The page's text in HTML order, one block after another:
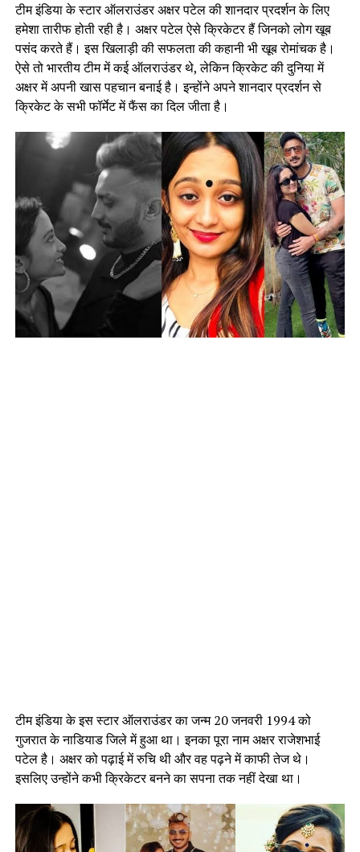
टीम इंडिया के स्टार ऑलराउंडर अक्षर पटेल की शानदार प्रदर्शन के लिए
हमेशा तारीफ होती रही है। अक्षर पटेल ऐसे क्रिकेटर हैं जिनको लोग खूब
पसंद करते हैं। इस खिलाड़ी की सफलता की कहानी भी खूब रोमांचक है।
ऐसे तो भारतीय टीम में कई ऑलराउंडर थे, लेकिन क्रिकेट की दुनिया में
अक्षर में अपनी खास पहचान बनाई है। इन्होंने अपने शानदार प्रदर्शन से
क्रिकेट के सभी फॉर्मेट में फैंस का दिल जीता है।
टीम इंडिया के इस स्टार ऑलराउंडर का जन्म 20 जनवरी 1994 को
गुजरात के नाडियाड जिले में हुआ था। इनका पूरा नाम अक्षर राजेशभाई
पटेल है। अक्षर को पढ़ाई में रुचि थी और वह पढ़ने में काफी तेज थे।
इसलिए उन्होंने कभी क्रिकेटर बनने का सपना तक नहीं देखा था।